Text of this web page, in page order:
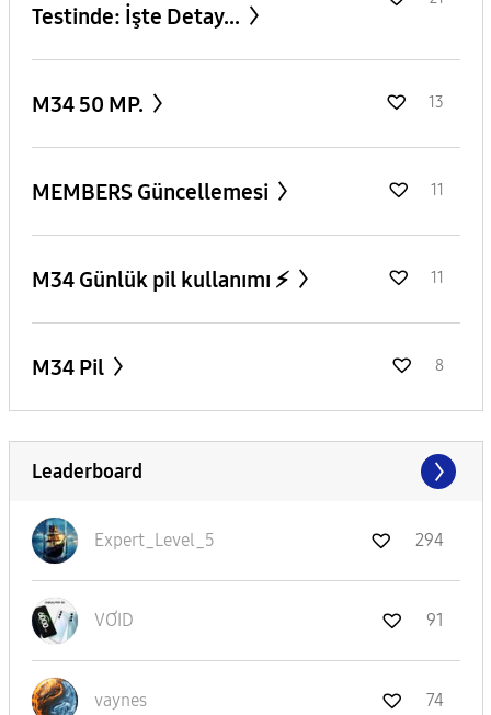
Testinde: İşte Detay...
M34 50 MP. 13
MEMBERS Güncellemesi 11
M34 Günlük pil kullanımı ⚡️ 11
M34 Pil 8
Leaderboard
Expert_Level_5 294
VƠID 91
vaynes 74